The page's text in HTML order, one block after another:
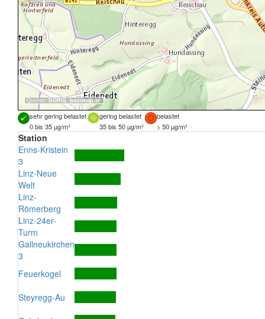
Quellen: DORIS, basemap.at
sehr gering belastet gering belastet
belastet
0 bis 35 µg/m³
35 bis 50 µg/m³ > 50 µg/m³
Station
Enns-Kristein
3
Linz-Neue
Welt
Linz-
Römerberg
Linz-24er-
Turm
Gallneukirchen
3
Feuerkogel
Steyregg-Au